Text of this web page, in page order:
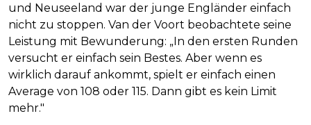
und Neuseeland war der junge Engländer einfach
nicht zu stoppen. Van der Voort beobachtete seine
Leistung mit Bewunderung: „In den ersten Runden
versucht er einfach sein Bestes. Aber wenn es
wirklich darauf ankommt, spielt er einfach einen
Average von 108 oder 115. Dann gibt es kein Limit
mehr."